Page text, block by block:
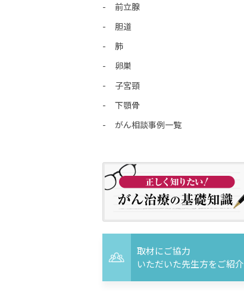
前立腺
胆道
肺
卵巣
子宮頸
下顎骨
がん相談事例一覧
取材にご協力
いただいた先生方をご紹介